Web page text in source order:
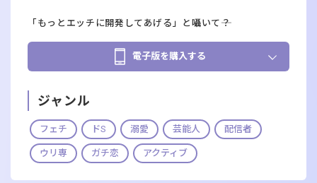
「もっとエッチに開発してあげる」と囁いて――？
電子版を購入する
ジャンル
フェチ ドS 溺愛 芸能人 配信者
ウリ専 ガチ恋 アクティブ